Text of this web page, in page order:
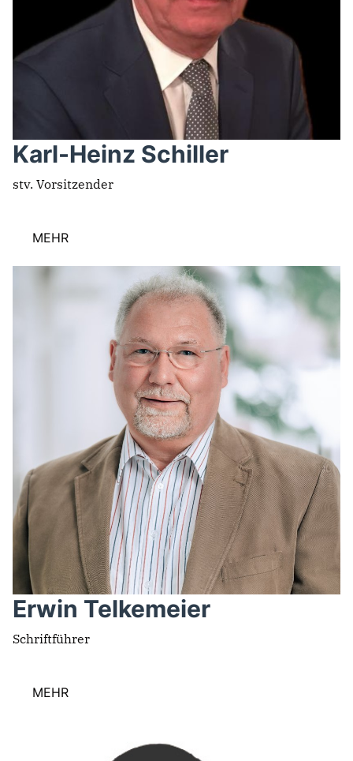
Karl-Heinz Schiller
stv. Vorsitzender
MEHR
Erwin Telkemeier
Schriftführer
MEHR